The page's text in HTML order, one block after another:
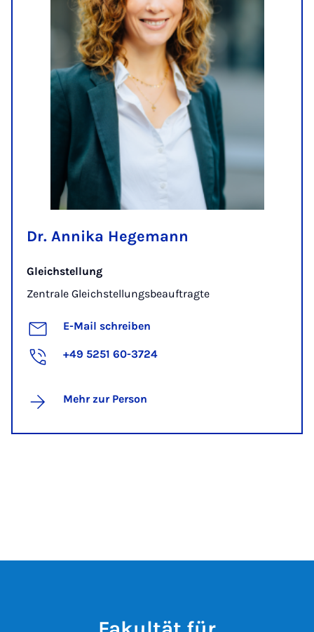
Dr. Annika Hegemann
Gleichstellung
Zentrale Gleichstellungsbeauftragte
E-Mail schreiben
+49 5251 60-3724
Mehr zur Person